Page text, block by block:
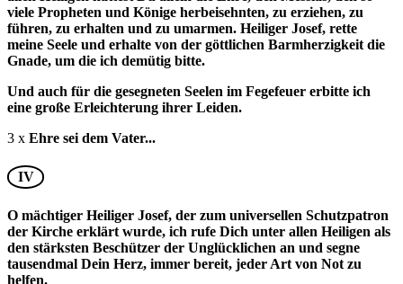
viele Propheten und Könige herbeisehnten, zu erziehen, zu
führen, zu erhalten und zu umarmen. Heiliger Josef, rette
meine Seele und erhalte von der göttlichen Barmherzigkeit die
Gnade, um die ich demütig bitte.
Und auch für die gesegneten Seelen im Fegefeuer erbitte ich
eine große Erleichterung ihrer Leiden.
3 x Ehre sei dem Vater...
IV
O mächtiger Heiliger Josef, der zum universellen Schutzpatron
der Kirche erklärt wurde, ich rufe Dich unter allen Heiligen als
den stärksten Beschützer der Unglücklichen an und segne
tausendmal Dein Herz, immer bereit, jeder Art von Not zu
helfen.